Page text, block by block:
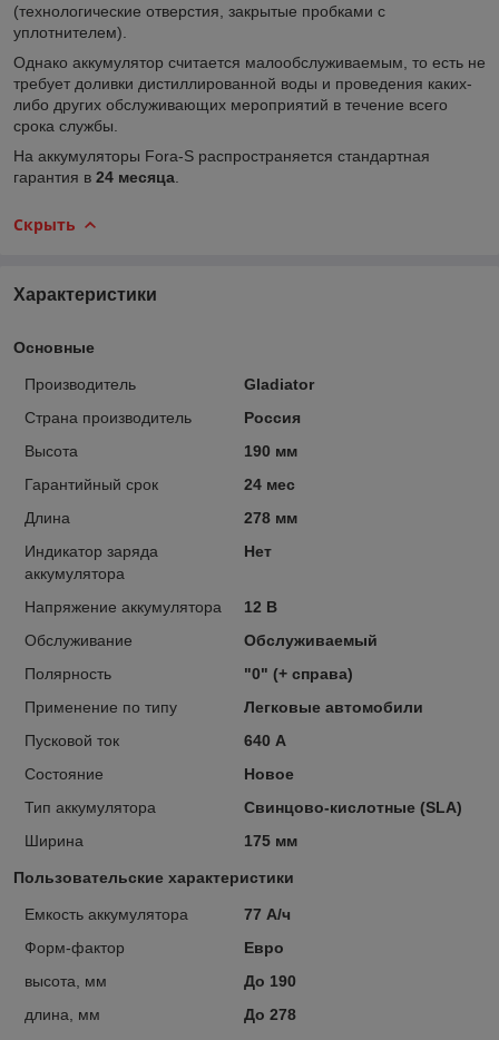
(технологические отверстия, закрытые пробками с
уплотнителем).
Однако аккумулятор считается малообслуживаемым, то есть не
требует доливки дистиллированной воды и проведения каких-
либо других обслуживающих мероприятий в течение всего
срока службы.
На аккумуляторы Fora-S распространяется стандартная
гарантия в 24 месяца
Скрыть
Характеристики
Основные
Производитель
Gladiator
Страна производитель
Россия
Высота
190 мм
Гарантийный срок
24 мес
Длина
278 мм
Индикатор заряда
аккумулятора
Нет
Напряжение аккумулятора
12 В
Обслуживание
Обслуживаемый
Полярность
"0" (+ справа)
Применение по типу
Легковые автомобили
Пусковой ток
640 А
Состояние
Новое
Тип аккумулятора
Свинцово-кислотные (SLA)
Ширина
175 мм
Пользовательские характеристики
Емкость аккумулятора
77 А/ч
Форм-фактор
Евро
высота, мм
До 190
длина, мм
До 278